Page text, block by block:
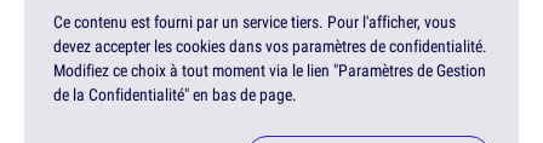
Ce contenu est fourni par un service tiers. Pour l'afficher, vous
devez accepter les cookies dans vos paramètres de confidentialité.
Modifiez ce choix à tout moment via le lien "Paramètres de Gestion
de la Confidentialité" en bas de page.